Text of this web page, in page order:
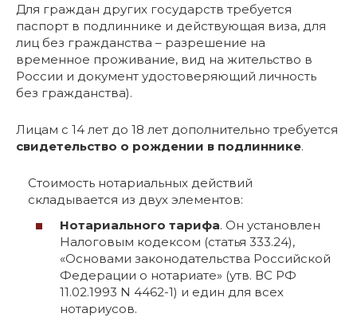
Для граждан других государств требуется
паспорт в подлиннике и действующая виза, для
лиц без гражданства – разрешение на
временное проживание, вид на жительство в
России и документ удостоверяющий личность
без гражданства).
Лицам с 14 лет до 18 лет дополнительно требуется
свидетельство о рождении в подлиннике.
Стоимость нотариальных действий
складывается из двух элементов:
Нотариального тарифа. Он установлен
Налоговым кодексом (статья 333.24),
«Основами законодательства Российской
Федерации о нотариате» (утв. ВС РФ
11.02.1993 N 4462-1) и един для всех
нотариусов.